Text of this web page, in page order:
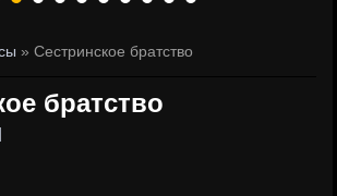
» Сестринское братство
братство